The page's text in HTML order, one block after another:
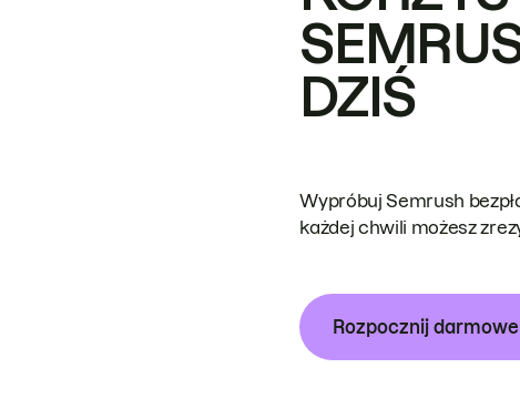
DZIŚ
Wypróbuj Semrush
każdej chwili możesz
Rozpocznij